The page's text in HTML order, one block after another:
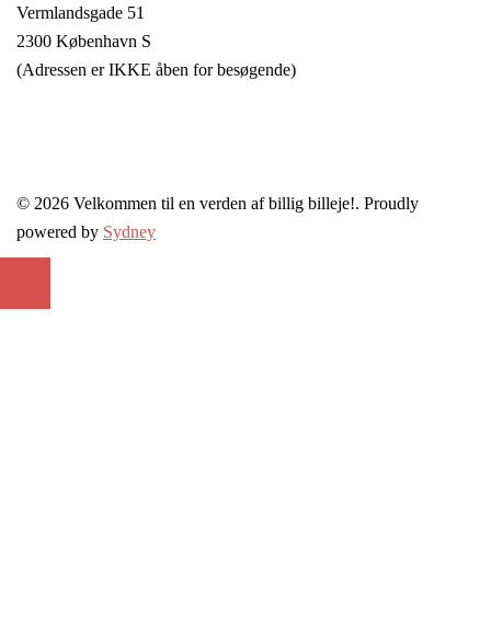
Vermlandsgade 51
2300 København S
(Adressen er IKKE åben for besøgende)
© 2026 Velkommen til en verden af billig billeje!. Proudly
powered by Sydney